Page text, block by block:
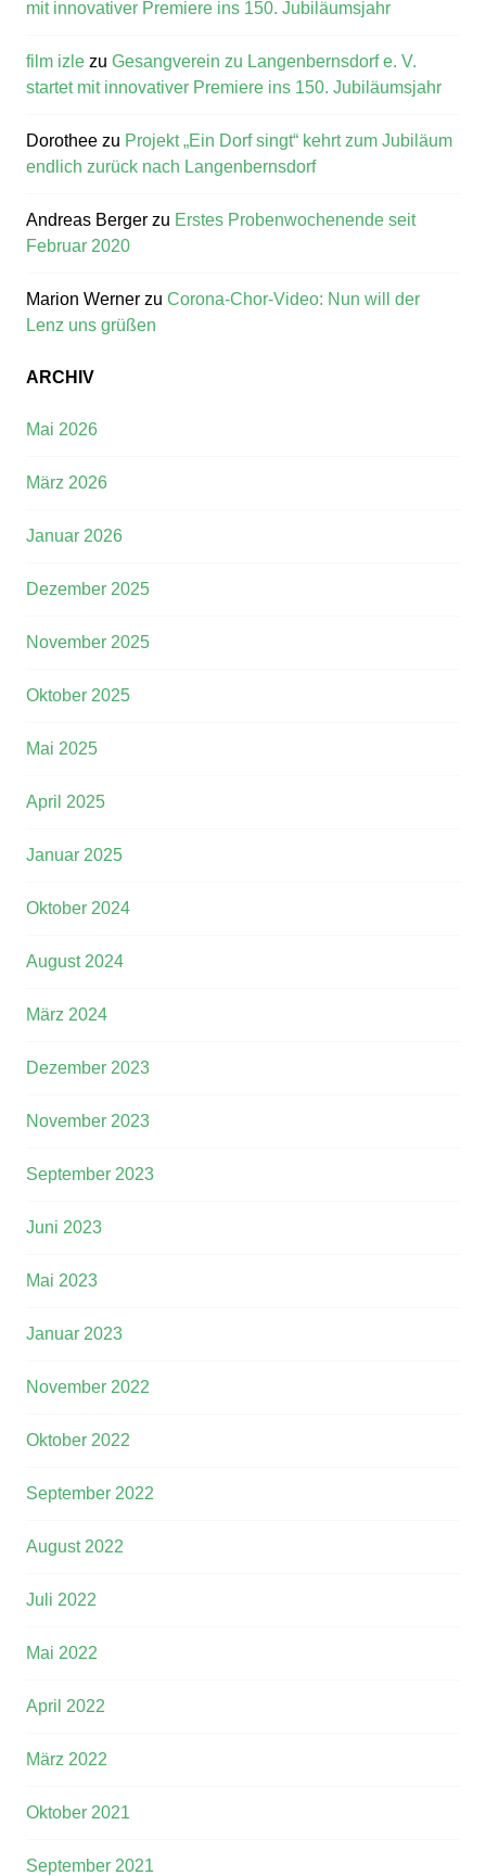
mit innovativer Premiere ins 150. Jubiläumsjahr
film izle zu Gesangverein zu Langenbernsdorf e. V.
startet mit innovativer Premiere ins 150. Jubiläumsjahr
Dorothee zu Projekt „Ein Dorf singt“ kehrt zum Jubiläum
endlich zurück nach Langenbernsdorf
Andreas Berger zu Erstes Probenwochenende seit
Februar 2020
Marion Werner zu Corona-Chor-Video: Nun will der
Lenz uns grüßen
ARCHIV
Mai 2026
März 2026
Januar 2026
Dezember 2025
November 2025
Oktober 2025
Mai 2025
April 2025
Januar 2025
Oktober 2024
August 2024
März 2024
Dezember 2023
November 2023
September 2023
Juni 2023
Mai 2023
Januar 2023
November 2022
Oktober 2022
September 2022
August 2022
Juli 2022
Mai 2022
April 2022
März 2022
Oktober 2021
September 2021